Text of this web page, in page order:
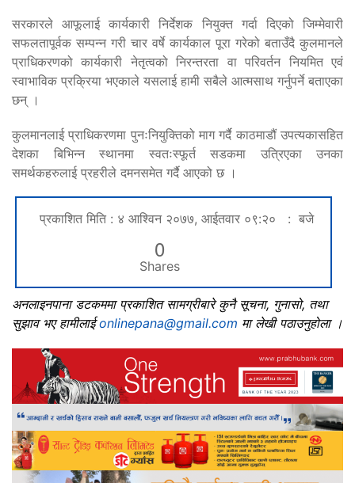
सरकारले आफूलाई कार्यकारी निर्देशक नियुक्त गर्दा दिएको जिम्मेवारी
सफलतापूर्वक सम्पन्न गरी चार वर्षे कार्यकाल पूरा गरेको बताउँदै कुलमानले
प्राधिकरणको कार्यकारी नेतृत्वको निरन्तरता वा परिवर्तन नियमित एवं
स्वाभाविक प्रक्रिया भएकाले यसलाई हामी सबैले आत्मसाथ गर्नुपर्ने बताएका
छन् ।
कुलमानलाई प्राधिकरणमा पुनःनियुक्तिको माग गर्दै काठमाडौं उपत्यकासहित
देशका बिभिन्न स्थानमा स्वतःस्फूर्त सडकमा उत्रिएका उनका
समर्थकहरुलाई प्रहरीले दमनसमेत गर्दै आएको छ ।
प्रकाशित मिति : ४ आश्विन २०७७, आईतवार ०९:२० : बजे
0
Shares
अनलाइनपाना डटकममा प्रकाशित सामग्रीबारे कुनै सूचना, गुनासो, तथा
सुझाव भए हामीलाईonlinepana@gmail.com मा लेखी पठाउनुहोला ।